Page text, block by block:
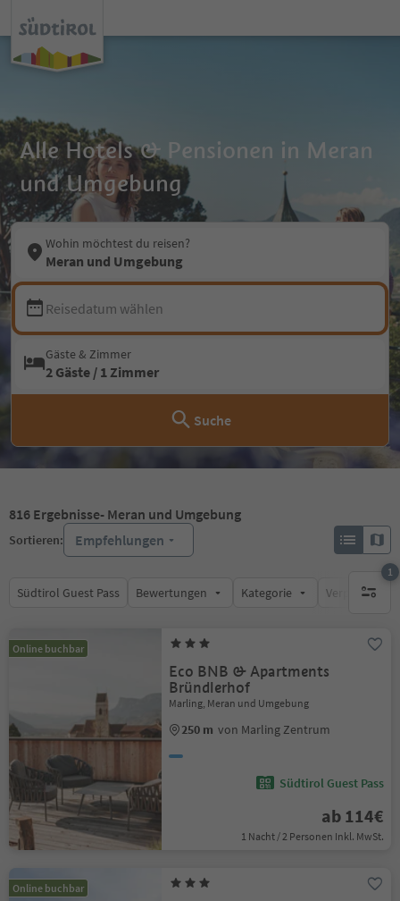
Alle Hotels & Pensionen in Meran
und Umgebung
Wohin möchtest du reisen?
Meran und Umgebung
Reisedatum wählen
Gäste & Zimmer
2 Gäste / 1 Zimmer
Suche
816 Ergebnisse- Meran und Umgebung
Sortieren: Empfehlungen
Südtirol Guest Pass Bewertungen Kategorie
1
1
Online buchbar
Eco BNB & Apartments
Bründlerhof
Marling, Meran und Umgebung
250 m von Marling Zentrum
Südtirol Guest Pass
ab 114€
1 Nacht / 2 Personen Inkl. MwSt.
Online buchbar